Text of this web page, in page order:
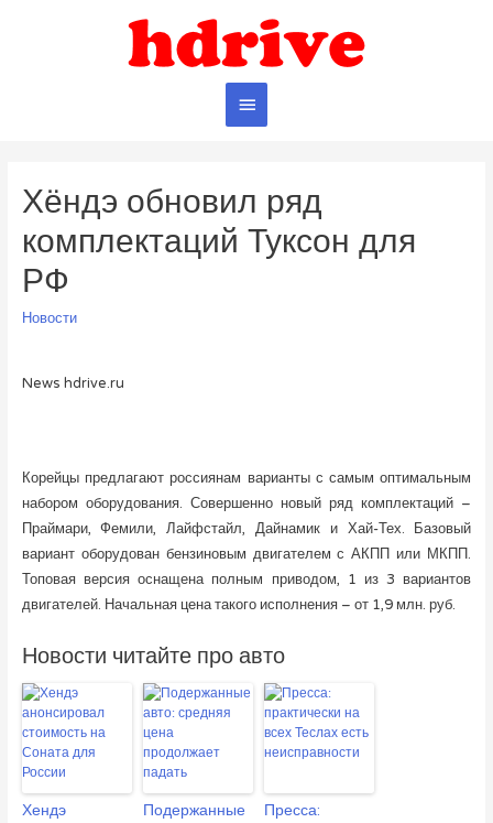
Главное
Хёндэ обновил ряд
комплектаций Туксон для
РФ
Новости
News hdrive.ru
Корейцы предлагают россиянам варианты с самым оптимальным
набором оборудования. Совершенно новый ряд комплектаций –
Праймари, Фемили, Лайфстайл, Дайнамик и Хай-Тех. Базовый
вариант оборудован бензиновым двигателем с АКПП или МКПП.
Топовая версия оснащена полным приводом, 1 из 3 вариантов
двигателей. Начальная цена такого исполнения – от 1,9 млн. руб.
Новости читайте про авто
Хендэ
Подержанные
Пресса: